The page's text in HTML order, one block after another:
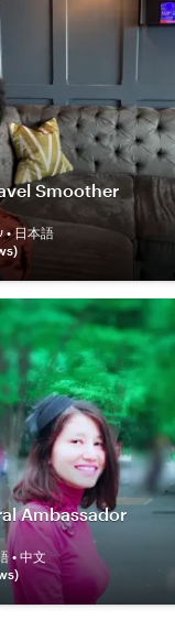
Smoother
English • עברית • 日本語
s)
Ambassador
• 中文
s)